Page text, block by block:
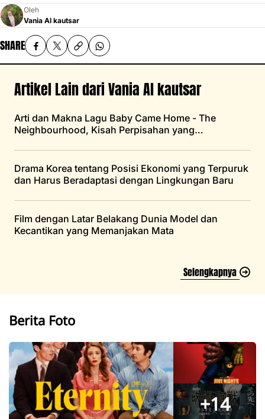
Oleh
Vania Al kautsar
SHARE
Artikel Lain dari Vania Al kautsar
Arti dan Makna Lagu Baby Came Home - The
Neighbourhood, Kisah Perpisahan yang
Drama Korea tentang Posisi Ekonomi yang Terpuruk
dan Harus Beradaptasi dengan Lingkungan Baru
Film dengan Latar Belakang Dunia Model dan
Kecantikan yang Memanjakan Mata
Selengkapnya
Berita Foto
+14